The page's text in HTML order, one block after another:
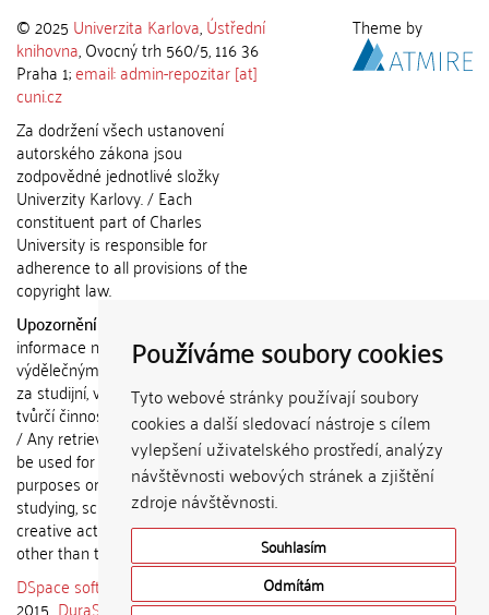
Používáme soubory cookies
Tyto webové stránky používají soubory
cookies a další sledovací nástroje s cílem
vylepšení uživatelského prostředí, analýzy
návštěvnosti webových stránek a zjištění
zdroje návštěvnosti.
Souhlasím
Odmítám
© 2025 Univerzita Karlova,Ústřední
knihovna, Ovocný trh 560/5, 116 36
Praha 1;email: admin-repozitar [at]
cuni.cz
Za dodržení všech ustanovení
autorského zákona jsou
zodpovědné jednotlivé složky
Univerzity Karlovy. / Each
constituent part of Charles
University is responsible for
adherence to all provisions of the
copyright law.
Upozornění / Notice:
informace nemohou být použity k
výdělečným účelům nebo vydávány
za studijní, vědeckou nebo jinou
tvůrčí činnost jiné osoby než autora.
/ Any retrieved information shall not
be used for any commercial
purposes or claimed as results of
studying, scientific or any other
creative activities of any person
other than the author.
DSpace software
copyright © 2002-
2015 DuraSpace
Theme by